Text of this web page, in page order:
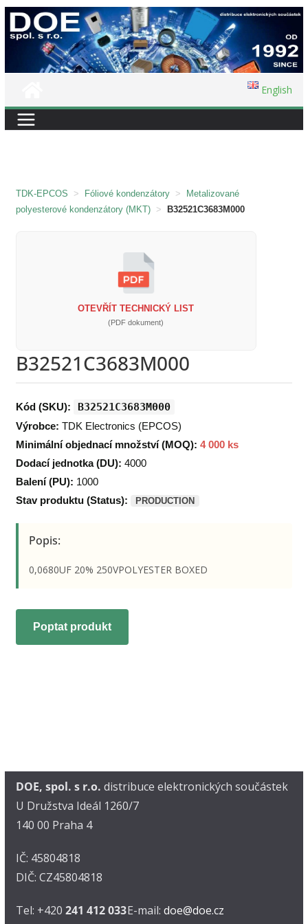
Přeskočit
na
English
TDK-EPCOS > Fóliové kondenzátory >
Metalizované
polyesterové kondenzátory (MKT) > B32521C3683M000
OTEVŘÍT TECHNICKÝ LIST
(PDF dokument)
B32521C3683M000
Kód (SKU): B32521C3683M000
Výrobce: TDK Electronics (EPCOS)
Minimální objednací množství (MOQ): 4 000 ks
Dodací jednotka (DU): 4000
Balení (PU): 1000
Stav produktu (Status):
PRODUCTION
Popis:
0,0680UF 20% 250VPOLYESTER BOXED
Poptat produkt
DOE, spol. s r.o. distribuce elektronických součástek
U Družstva Ideál 1260/7
140 00 Praha 4
IČ: 45804818
DIČ: CZ45804818
Tel: +420 241 412 033E-mail: doe@doe.cz